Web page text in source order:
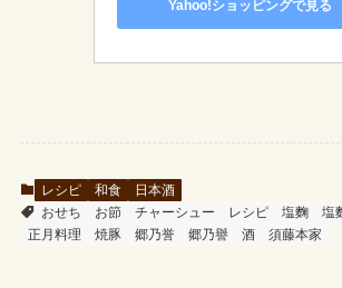
Yahoo!ショッピングで見る
レシピ 和食
日本酒
おせち
お節 チャーシュー レシピ 塩麴 塩
正月料理
焼豚 郷乃誉 郷乃譽 酒 須藤本家